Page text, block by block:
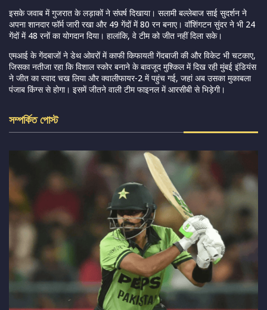
इसके जवाब में गुजरात के लड़ाकों ने संघर्ष दिखाया। सलामी बल्लेबाज साई सुदर्शन ने
अपना शानदार फॉर्म जारी रखा और 49 गेंदों में 80 रन बनाए। वॉशिंगटन सुंदर ने भी 24
गेंदों में 48 रनों का योगदान दिया। हालांकि, वे टीम को जीत नहीं दिला सके।
एमआई के गेंदबाजों ने डेथ ओवरों में काफी किफायती गेंदबाजी की और विकेट भी चटकाए,
जिसका नतीजा रहा कि विशाल स्कोर बनाने के बावजूद मुश्किल में दिख रही मुंबई इंडियंस
ने जीत का स्वाद चख लिया और क्वालीफायर-2 में पहुंच गई, जहां अब उसका मुकाबला
पंजाब किंग्स से होगा। इसमें जीतने वाली टीम फाइनल में आरसीबी से भिड़ेगी।
সম্পর্কিত পোস্ট